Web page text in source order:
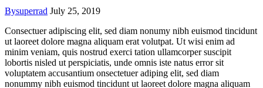
Bysuperrad July 25, 2019
Consectuer adipiscing elit, sed diam nonumy nibh euismod tincidunt
ut laoreet dolore magna aliquam erat volutpat. Ut wisi enim ad
minim veniam, quis nostrud exerci tation ullamcorper suscipit
lobortis nisled ut perspiciatis, unde omnis iste natus error sit
voluptatem accusantium onsectetuer adiping elit, sed diam
nonummy nibh euismod tincidunt ut laoreet dolore magna aliquam